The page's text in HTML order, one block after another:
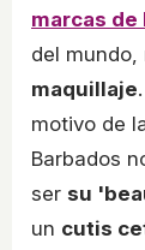
marcas de
del mundo,
maquillaje
motivo de
Barbados
ser su
un cutis